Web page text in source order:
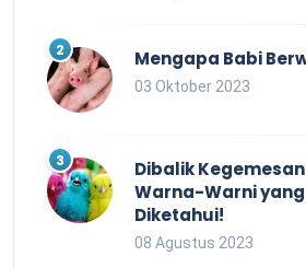
Mengapa Babi
03 Oktober 2023
Dibalik
Warna-Warni
Diketahui!
08 Agustus 2023